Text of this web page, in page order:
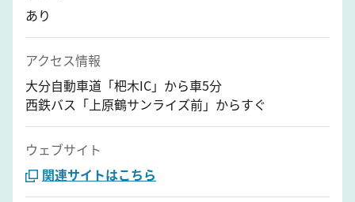
あり
アクセス情報
大分自動車道「杷木IC」から車5分
西鉄バス「上原鶴サンライズ前」からすぐ
ウェブサイト
関連サイトはこちら